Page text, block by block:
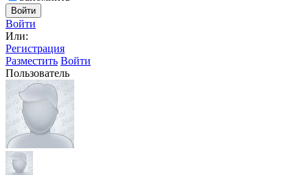
Войти
Войти
Или:
Регистрация
Разместить Войти
Пользователь